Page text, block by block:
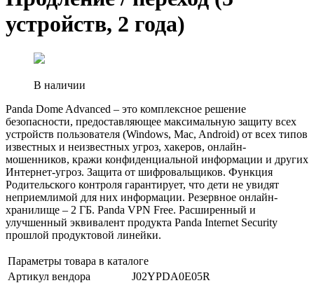
устройств, 2 года)
В наличии
Panda Dome Advanced – это комплексное решение
безопасности, предоставляющее максимальную защиту всех
устройств пользователя (Windows, Mac, Android) от всех типов
известных и неизвестных угроз, хакеров, онлайн-
мошенников, кражи конфиденциальной информации и других
Интернет-угроз. Защита от шифровальщиков. Функция
Родительского контроля гарантирует, что дети не увидят
неприемлимой для них информации. Резервное онлайн-
хранилище – 2 ГБ. Panda VPN Free. Расширенный и
улучшенный эквивалент продукта Panda Internet Security
прошлой продуктовой линейки.
Параметры товара в каталоге
Артикул вендора
J02YPDA0E05R